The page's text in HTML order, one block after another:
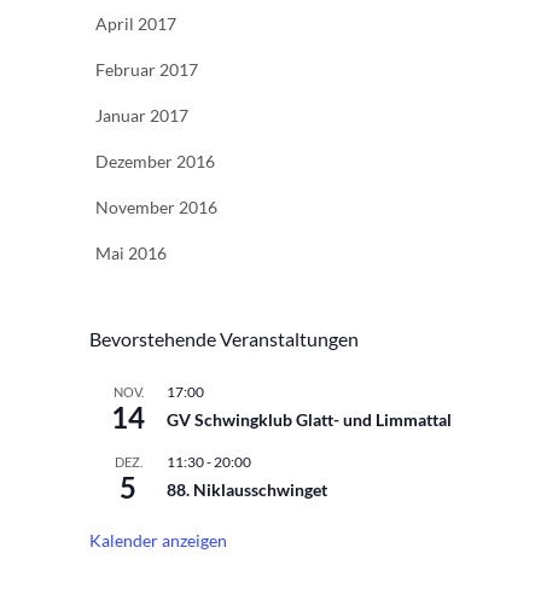
April 2017
Februar 2017
Januar 2017
Dezember 2016
November 2016
Mai 2016
Bevorstehende Veranstaltungen
NOV.
14
17:00
GV Schwingklub Glatt- und Limmattal
DEZ.
5
11:30-20:00
88. Niklausschwinget
Kalender anzeigen